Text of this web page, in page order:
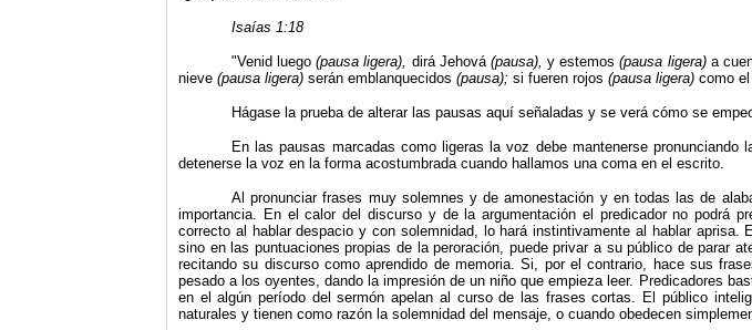
Isaías 1:18
"Venid luego(pausa ligera), dirá Jehová (pausa),y estemos(pausa ligera) a
nieve (pausa ligera) serán emblanquecidos (pausa); si fueren rojos (pausa ligera) como
Hágase la prueba de alterar las pausas aquí señaladas y se verá cómo se
En las pausas marcadas como ligeras la voz debe mantenerse
detenerse la voz en la forma acostumbrada cuando hallamos una coma en el escrito.
Al pronunciar frases muy solemnes y de amones­tación y en todas las de
importancia. En el calor del discurso y de la argumentación el predicador no podrá
correcto al hablar despacio y con solemnidad, lo hará instintivamente al hablar
sino en las puntuaciones propias de la peroración, puede privar a su público de parar
recitando su discurso como aprendido de memoria. Si, por el contrario, hace sus
pesado a los oyentes, dando la impresión de un niño que empieza leer. Predicadores
en el algún período del sermón apelan al curso de las frases cortas. El público
naturales y tienen como razón la solemnidad del mensaje, o cuando obedecen